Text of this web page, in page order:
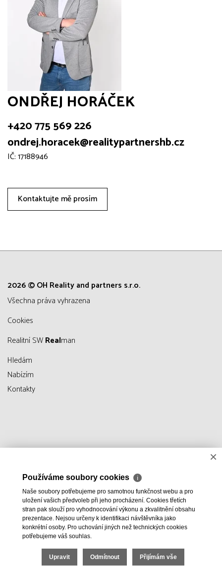
ONDŘEJ HORÁČEK
+420 775 569 226
ondrej.horacek@realitypartnershb.cz
IČ: 17188946
Kontaktujte mě prosím
2026 © OH Reality and partners s.r.o.
všechna práva vyhrazena
Cookies
Realitní SWRealman
Hledám
Nabízím
Kontakty
×
Používáme soubory cookies ℹ
Naše soubory potřebujeme pro samotnou funkčnost webu a pro
uložení vašich předvoleb při jeho procházení. Cookies třetích
stran pak slouží pro vyhodnocování výkonu a zkvalitnění obsahu
prezentace. Nejsou určeny k identifikaci návštěvníka jako
konkrétní osoby. Pro uchování jiných než technických cookies
potřebujeme váš souhlas.
Upravit Odmítnout Přijímám vše